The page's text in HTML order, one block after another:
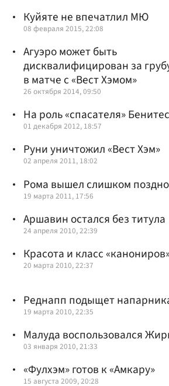
Куйяте не впечатлил МЮ
08 февраля 2015, 22:08
Агуэро может быть
дисквалифицирован за
в матче с «Вест Хэмом»
26 октября 2014, 09:50
На роль «спасателя»
01 декабря 2012, 18:57
Руни уничтожил «Вест Хэм»
02 апреля 2011, 18:02
Рома вышел слишком поздно
19 марта 2011, 17:56
Аршавин остался без титула
24 апреля 2010, 22:39
Красота и класс
20 марта 2010, 22:37
Реднапп подыщет
19 марта 2010, 22:35
Малуда воспользовался
03 января 2010, 21:33
«Фулхэм» готов к «Амкару»
15 августа 2009, 20:28